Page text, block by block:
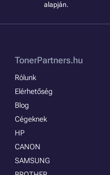
alapján.
TonerPartners.hu
Rólunk
Elérhetőség
Blog
Cégeknek
HP
CANON
SAMSUNG